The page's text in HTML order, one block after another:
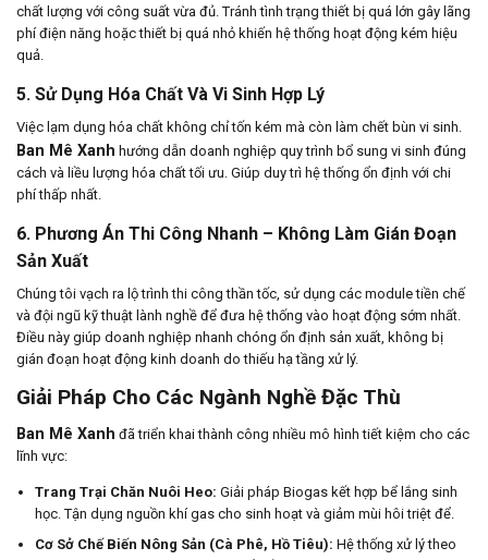
chất lượng với công suất vừa đủ. Tránh tình trạng thiết bị quá lớn gây lãng
phí điện năng hoặc thiết bị quá nhỏ khiến hệ thống hoạt động kém hiệu
quả.
5. Sử Dụng Hóa Chất Và Vi Sinh Hợp Lý
Việc lạm dụng hóa chất không chỉ tốn kém mà còn làm chết bùn vi sinh.
Ban Mê Xanh hướng dẫn doanh nghiệp quy trình bổ sung vi sinh đúng
cách và liều lượng hóa chất tối ưu. Giúp duy trì hệ thống ổn định với chi
phí thấp nhất.
6. Phương Án Thi Công Nhanh – Không Làm Gián Đoạn
Sản Xuất
Chúng tôi vạch ra lộ trình thi công thần tốc, sử dụng các module tiền chế
và đội ngũ kỹ thuật lành nghề để đưa hệ thống vào hoạt động sớm nhất.
Điều này giúp doanh nghiệp nhanh chóng ổn định sản xuất, không bị
gián đoạn hoạt động kinh doanh do thiếu hạ tầng xử lý.
Giải Pháp Cho Các Ngành Nghề Đặc Thù
Ban Mê Xanh đã triển khai thành công nhiều mô hình tiết kiệm cho các
lĩnh vực:
Trang Trại Chăn Nuôi Heo: Giải pháp Biogas kết hợp bể lắng sinh
học. Tận dụng nguồn khí gas cho sinh hoạt và giảm mùi hôi triệt để.
Cơ Sở Chế Biến Nông Sản (Cà Phê, Hồ Tiêu): Hệ thống xử lý theo